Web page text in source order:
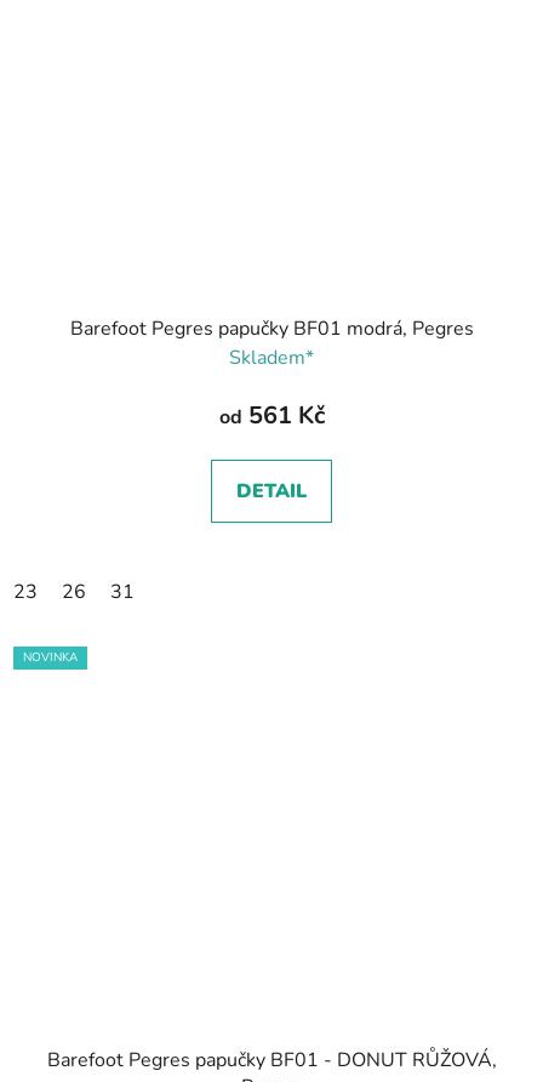
Barefoot Pegres papučky BF01 modrá, Pegres
Skladem*
od 561 Kč
DETAIL
23 26 31
NOVINKA
Barefoot Pegres papučky BF01 - DONUT RŮŽOVÁ,